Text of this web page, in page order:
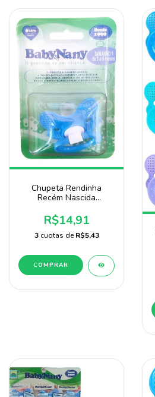
Chupeta Rendinha
Recém Nascida
De Silicone Baby Nany
R$14,91
3 cuotas deR$5,43
COMPRAR